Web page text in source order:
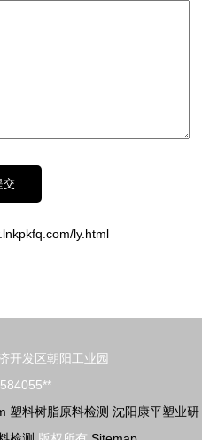
ly.html
开发区朝阳工业园
塑料树脂原料检测 沈阳康平塑业研